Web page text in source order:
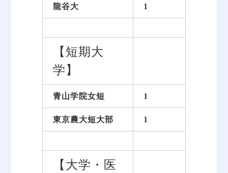
龍谷大 1
【短期大
学】
青山学院女短 1
東京農大短大部 1
【大学・医